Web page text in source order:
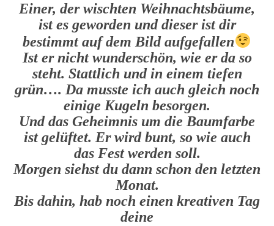
Einer, der wischten Weihnachtsbäume,
ist es geworden und dieser ist dir
bestimmt auf dem Bild aufgefallen
Ist er nicht wunderschön, wie er da so
steht. Stattlich und in einem tiefen
grün…. Da musste ich auch gleich noch
einige Kugeln besorgen.
Und das Geheimnis um die Baumfarbe
ist gelüftet. Er wird bunt, so wie auch
das Fest werden soll.
Morgen siehst du dann schon den letzten
Monat.
Bis dahin, hab noch einen kreativen Tag
deine